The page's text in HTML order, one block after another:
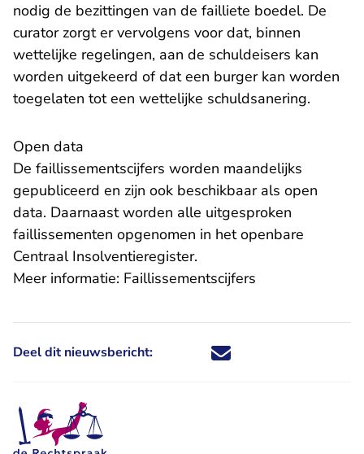
nodig de bezittingen van de failliete boedel. De
curator zorgt er vervolgens voor dat, binnen
wettelijke regelingen, aan de schuldeisers kan
worden uitgekeerd of dat een burger kan worden
toegelaten tot een wettelijke schuldsanering.
Open data
De faillissementscijfers worden maandelijks
gepubliceerd en zijn ook beschikbaar als open
data. Daarnaast worden alle uitgesproken
faillissementen opgenomen in het openbare
Centraal Insolventieregister- U verlaat
.
Meer informatie: Faillissementscijfers
Deel dit nieuwsbericht: Deel dit nieuwsbericht via X -
Deel dit nieuwsbericht via
Deel dit nieuwsbericht
Deel dit